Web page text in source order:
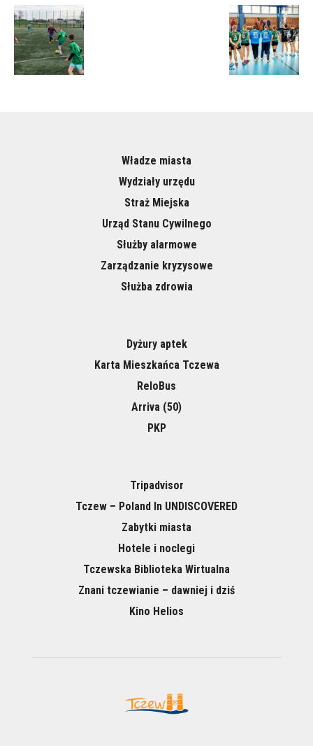
Władze miasta
Wydziały urzędu
Straż Miejska
Urząd Stanu Cywilnego
Służby alarmowe
Zarządzanie kryzysowe
Służba zdrowia
Dyżury aptek
Karta Mieszkańca Tczewa
ReloBus
Arriva (50)
PKP
Tripadvisor
Tczew – Poland In UNDISCOVERED
Zabytki miasta
Hotele i noclegi
Tczewska Biblioteka Wirtualna
Znani tczewianie – dawniej i dziś
Kino Helios